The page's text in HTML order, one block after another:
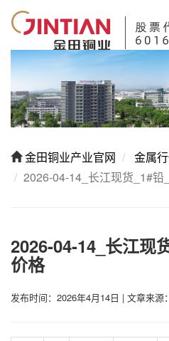
金田铜业产业官网
金属
2026-04-14_长江现货_1#铅
2026-04-14_长江现
价格
发布时间：2026年4月14日 | 文章来源